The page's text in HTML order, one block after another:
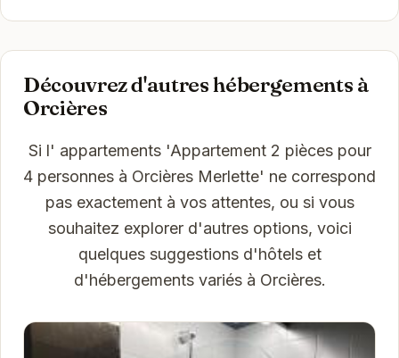
Découvrez d'autres hébergements à
Orcières
Si l' appartements 'Appartement 2 pièces pour
4 personnes à Orcières Merlette' ne correspond
pas exactement à vos attentes, ou si vous
souhaitez explorer d'autres options, voici
quelques suggestions d'hôtels et
d'hébergements variés à Orcières.